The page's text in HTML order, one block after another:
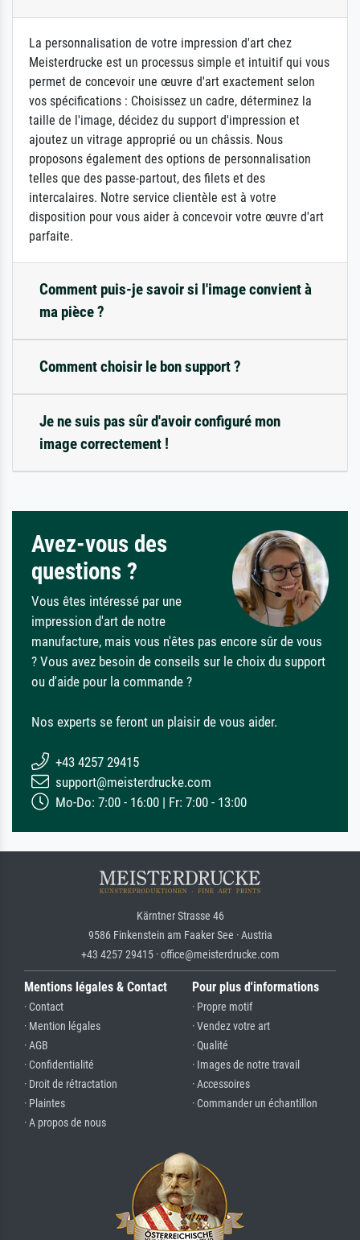
La personnalisation de votre impression d'art chez
Meisterdrucke est un processus simple et intuitif qui vous
permet de concevoir une œuvre d'art exactement selon
vos spécifications : Choisissez un cadre, déterminez la
taille de l'image, décidez du support d'impression et
ajoutez un vitrage approprié ou un châssis. Nous
proposons également des options de personnalisation
telles que des passe-partout, des filets et des
intercalaires. Notre service clientèle est à votre
disposition pour vous aider à concevoir votre œuvre d'art
parfaite.
Comment puis-je savoir si l'image convient à
ma pièce ?
Comment choisir le bon support ?
Je ne suis pas sûr d'avoir configuré mon
image correctement !
Avez-vous des
questions ?
Vous êtes intéressé par une
impression d'art de notre
manufacture, mais vous n'êtes pas encore sûr de vous
? Vous avez besoin de conseils sur le choix du support
ou d'aide pour la commande ?
Nos experts se feront un plaisir de vous aider.
+43 4257 29415
support@meisterdrucke.com
Mo-Do: 7:00 - 16:00 | Fr: 7:00 - 13:00
Kärntner Strasse 46
9586 Finkenstein am Faaker See · Austria
+43 4257 29415 · office@meisterdrucke.com
Mentions légales & Contact
· Contact
· Mention légales
· AGB
· Confidentialité
· Droit de rétractation
· Plaintes
· A propos de nous
Pour plus d'informations
· Propre motif
· Vendez votre art
· Qualité
· Images de notre travail
· Accessoires
· Commander un échantillon